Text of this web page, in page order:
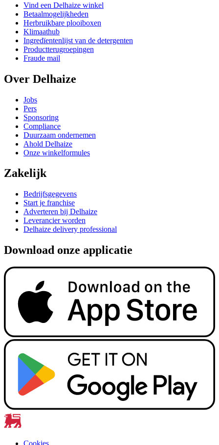
Vind een Delhaize winkel
Betaalmogelijkheden
Herbruikbare plooiboxen
Klimaathub
Ingredïentenlijst van de detergenten
Productterugroepingen
Fraude mail
Over Delhaize
Jobs
Pers
Sponsoring
Compliance
Duurzaam ondernemen
Ahold Delhaize
Onze winkelformules
Zakelijk
Bedrijfsgegevens
Start je franchise
Adverteren bij Delhaize
Leverancier worden
Delhaize delivery professional
Download onze applicatie